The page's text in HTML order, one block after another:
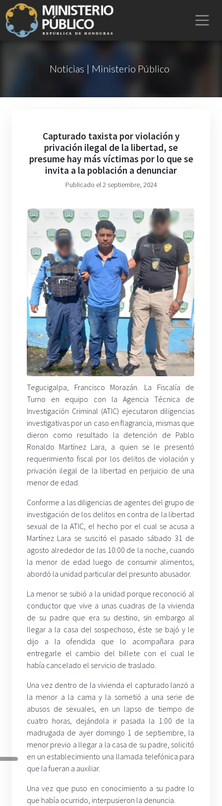
Noticias | Ministerio Público
Capturado taxista por violación y
privación ilegal de la libertad, se
presume hay más víctimas por lo que se
invita a la población a denunciar
Publicado el 2 septiembre, 2024
Tegucigalpa, Francisco Morazán. La Fiscalía de
Turno en equipo con la Agencia Técnica de
Investigación Criminal (ATIC) ejecutaron diligencias
investigativas por un caso en flagrancia, mismas que
dieron como resultado la detención de Pablo
Ronaldo Martínez Lara, a quien se le presentó
requerimiento fiscal por los delitos de violación y
privación ilegal de la libertad en perjuicio de una
menor de edad.
Conforme a las diligencias de agentes del grupo de
investigación de los delitos en contra de la libertad
sexual de la ATIC, el hecho por el cual se acusa a
Martínez Lara se suscitó el pasado sábado 31 de
agosto alrededor de las 10:00 de la noche, cuando
la menor de edad luego de consumir alimentos,
abordó la unidad particular del presunto abusador.
La menor se subió a la unidad porque reconoció al
conductor que vive a unas cuadras de la vivienda
de su padre que era su destino, sin embargo al
llegar a la casa del sospechoso, éste se bajó y le
dijo a la ofendida que lo acompañara para
entregarle el cambio del billete con el cual le
había cancelado el servicio de traslado.
Una vez dentro de la vivienda el capturado lanzó a
la menor a la cama y la sometió a una serie de
abusos de sexuales, en un lapso de tiempo de
cuatro horas, dejándola ir pasada la 1:00 de la
madrugada de ayer domingo 1 de septiembre, la
menor previo a llegar a la casa de su padre, solicitó
en un establecimiento una llamada telefónica para
que la fueran a auxiliar.
Una vez que puso en conocimiento a su padre lo
que había ocurrido, interpusieron la denuncia.